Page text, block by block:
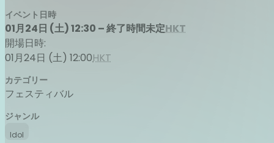
イベント日時
01月24日 (土) 12:30 – 終了時間未定HKT
開場日時:
01月24日 (土) 12:00HKT
カテゴリー
フェスティバル
ジャンル
Idol